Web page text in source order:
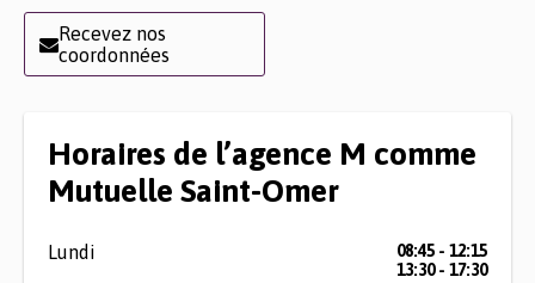
Recevez nos
coordonnées
Horaires de l’agence M comme
Mutuelle Saint-Omer
Lundi
08:45 - 12:15
13:30 - 17:30